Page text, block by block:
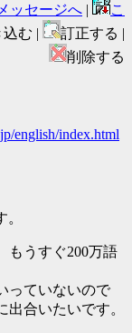
ッセージへ |
こ
む |
訂正する |
削除する
english/index.html
もうすぐ200万語
っていないので
合いたいです。